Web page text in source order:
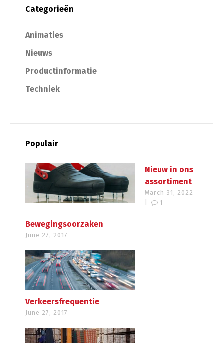
Categorieën
Animaties
Nieuws
Productinformatie
Techniek
Populair
Nieuw in ons
assortiment
March 31, 2022
1
Bewegingsoorzaken
June 27, 2017
Verkeersfrequentie
June 27, 2017